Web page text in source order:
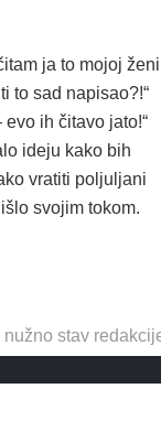
ja to mojoj
to sad napisao?!“
ih čitavo jato!“
ideju kako bih
vratiti poljuljani
svojim tokom.
stav